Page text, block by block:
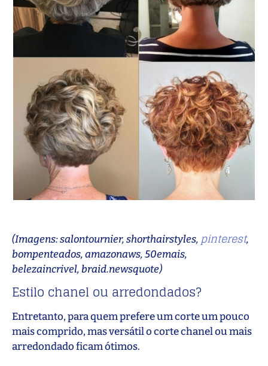
(Imagens: salontournier, shorthairstyles, pinterest,
bompenteados, amazonaws, 50emais,
belezaincrivel, braid.newsquote)
Estilo chanel ou arredondados?
Entretanto, para quem prefere um corte um pouco
mais comprido, mas versátil o corte chanel ou mais
arredondado ficam ótimos.